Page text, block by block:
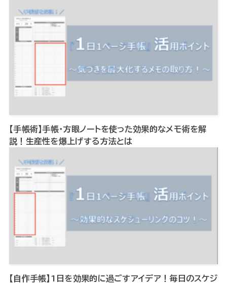
【手帳術】手帳・方眼ノートを使った効果的なメモ術を解
説！生産性を爆上げする方法とは
【自作手帳】1日を効果的に過ごすアイデア！毎日のスケジ